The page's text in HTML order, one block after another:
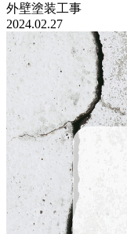
外壁塗装工事
2024.02.27